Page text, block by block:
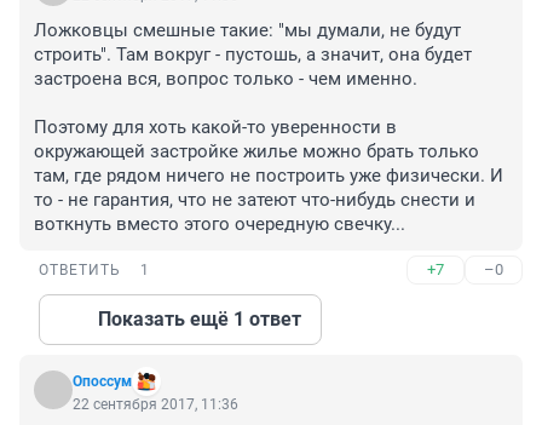
Ложковцы смешные такие: "мы думали, не будут
строить". Там вокруг - пустошь, а значит, она будет
застроена вся, вопрос только - чем именно.
Поэтому для хоть какой-то уверенности в
окружающей застройке жилье можно брать только
там, где рядом ничего не построить уже физически. И
то - не гарантия, что не затеют что-нибудь снести и
воткнуть вместо этого очередную свечку...
ОТВЕТИТЬ 1 +7 –0
Показать ещё 1 ответ
Опоссум
22 сентября 2017, 11:36